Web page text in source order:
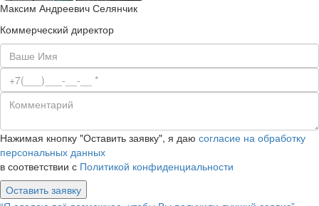
Максим Андреевич Селянчик
Коммерческий директор
Нажимая кнопку "Оставить заявку", я даю согласие на обработку
персональных данных
в соответствии с Политикой конфиденциальности
Оставить заявку